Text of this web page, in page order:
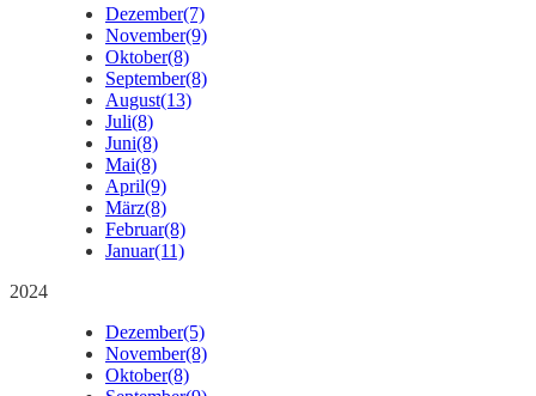
Dezember(7)
November(9)
Oktober(8)
September(8)
August(13)
Juli(8)
Juni(8)
Mai(8)
April(9)
März(8)
Februar(8)
Januar(11)
2024
Dezember(5)
November(8)
Oktober(8)